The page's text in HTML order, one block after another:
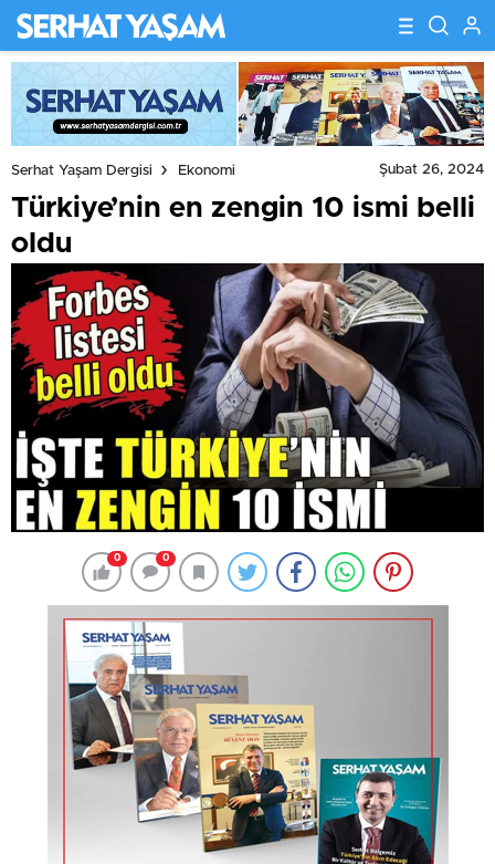
Serhat Yaşam Dergisi Ekonomi Şubat 26, 2024
Türkiye’nin en zengin 10 ismi belli
oldu
0 0